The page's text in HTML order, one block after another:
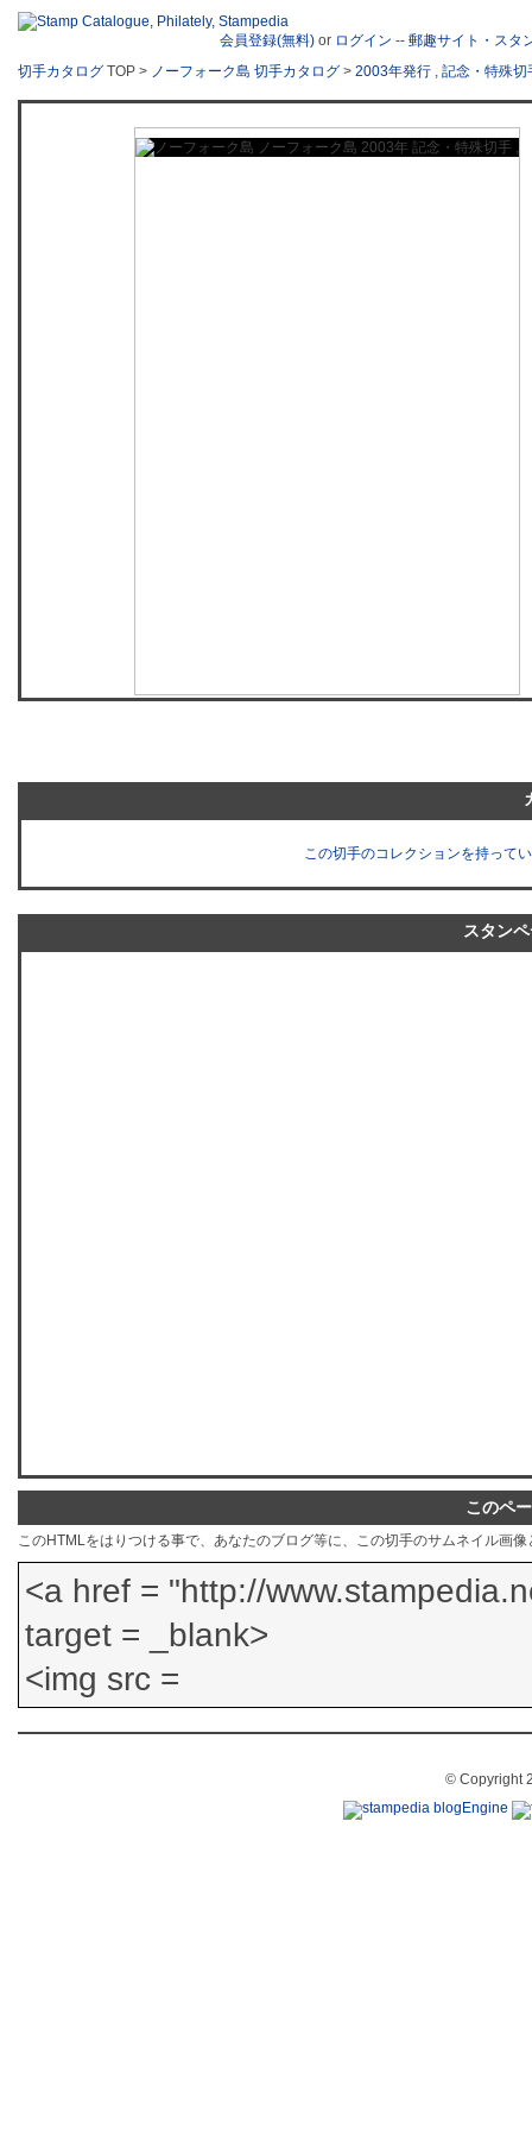
会員登録(無料) or ログイン -- 郵趣サイト・スタ
切手カタログ TOP > ノーフォーク島 切手カタログ > 2003年発行 , 記念・特殊切
この切手のコレクションを持って
スタン
このペ
このHTMLをはりつける事で、あなたのブログ等に、この切手のサムネイル画
© Copyright